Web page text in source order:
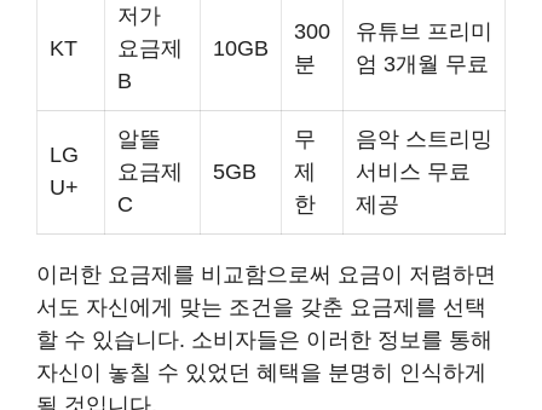
KT
저가
요금제
B
10GB
300
분
유튜브 프리미
엄 3개월 무료
LG
U+
알뜰
요금제
C
5GB
무
제
한
음악 스트리밍
서비스 무료
제공
이러한 요금제를 비교함으로써 요금이 저렴하면
서도 자신에게 맞는 조건을 갖춘 요금제를 선택
할 수 있습니다. 소비자들은 이러한 정보를 통해
자신이 놓칠 수 있었던 혜택을 분명히 인식하게
될 것입니다.